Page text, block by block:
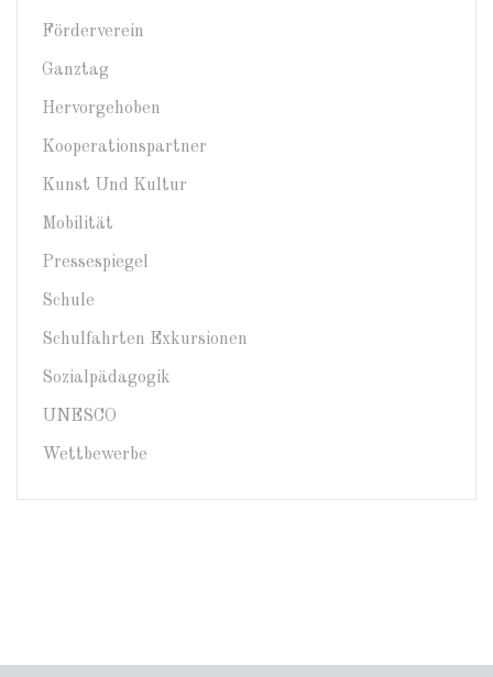
Förderverein
Ganztag
Hervorgehoben
Kooperationspartner
Kunst Und Kultur
Mobilität
Pressespiegel
Schule
Schulfahrten Exkursionen
Sozialpädagogik
UNESCO
Wettbewerbe